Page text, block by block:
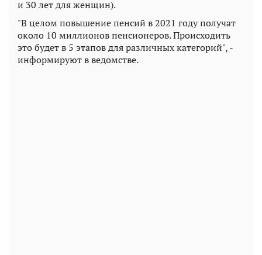
и 30 лет для женщин).
"В целом повышение пенсий в 2021 году получат
около 10 миллионов пенсионеров. Происходить
это будет в 5 этапов для различных категорий", -
информируют в ведомстве.